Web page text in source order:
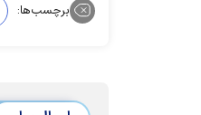
برچسب‌ها: